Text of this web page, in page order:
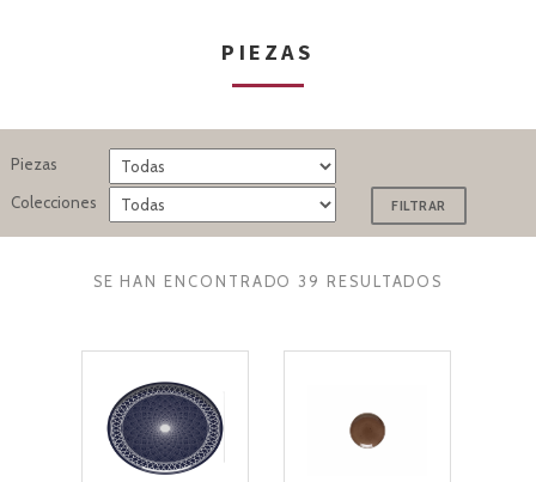
PIEZAS
Piezas
Colecciones
SE HAN ENCONTRADO 39 RESULTADOS